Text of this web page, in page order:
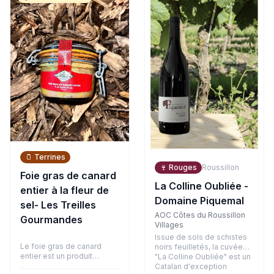
bouche, la matière est
ronde avec des tanins
fondus et bien intégrés,
soutenus par la belle
fraîcheur de son terroir
argilo-graveleux.
arômes d'agrumes, de
fruits blancs et une touche
exotique. En bouche,
l'attaque est vive et
gouleyante, équilibrée par
un joli fruité et une finale
désaltérante.
🫙 Terrines
Foie gras de canard
entier à la fleur de
sel- Les Treilles
Gourmandes
Le foie gras de canard
entier est un produit
🍷 Rouges Roussillon
La Colline Oubliée -
Domaine Piquemal
AOC Côtes du Roussillon
Villages
Issue de sols de schistes
noirs feuilletés, la cuvée
"La Colline Oubliée" est un
Catalan d'exception